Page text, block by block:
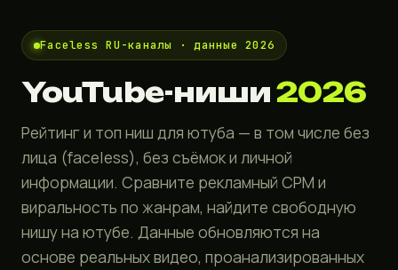
Faceless RU-каналы · данные 2026
YouTube-ниши2026
Рейтинг и топ ниш для ютуба — в том числе без
лица (faceless), без съёмок и личной
информации. Сравните рекламный CPM и
виральность по жанрам, найдите свободную
нишу на ютубе. Данные обновляются на
основе реальных видео, проанализированных